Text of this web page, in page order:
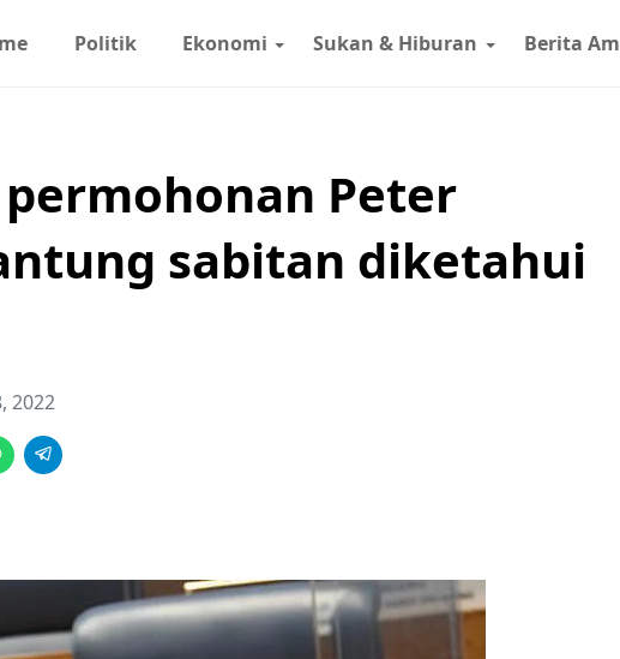
Politik Ekonomi Sukan & Hiburan Berita Am
Peter
sabitan diketahui
2022